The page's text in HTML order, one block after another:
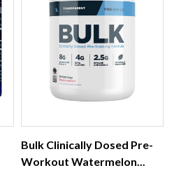
Bulk Clinically Dosed Pre-
Workout Watermelon...